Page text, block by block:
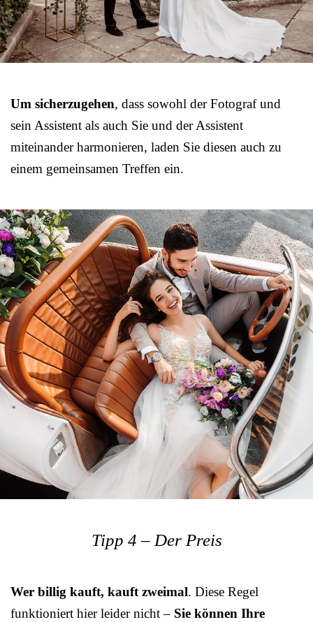
Um sicherzugehen, dass sowohl der Fotograf und
sein Assistent als auch Sie und der Assistent
miteinander harmonieren, laden Sie diesen auch zu
einem gemeinsamen Treffen ein.
Tipp 4 – Der Preis
Wer billig kauft, kauft zweimal. Diese Regel
funktioniert hier leider nicht – Sie können Ihre